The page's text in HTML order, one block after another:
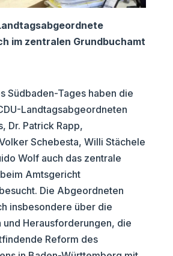
im zentralen Grundbuchamt
Südbaden-Tages haben die
Landtagsabgeordneten
Dr. Patrick Rapp,
Schebesta, Willi Stächele
Wolf auch das zentrale
Amtsgericht
Die Abgeordneten
insbesondere über die
und Herausforderungen, die
Reform des